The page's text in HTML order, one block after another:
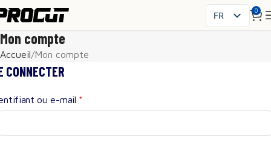
FR
0
Mon compte
Accueil Mon compte
CONNECTER
ou e-mail *